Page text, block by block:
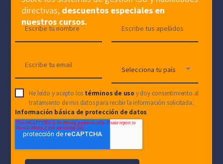
directivas, descuentos especiales en
nuestros cursos.
He leído y acepto los términos de uso y doy consentimiento al
tratamiento de mis datos para recibir la información solicitada.
Información básica de protección de datos